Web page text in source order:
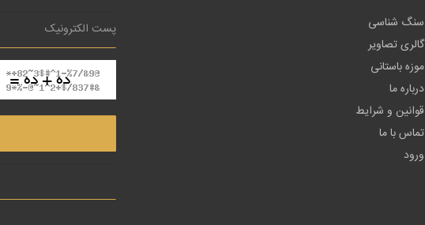
سنگ شناسی
گالری تصاویر
موزه باستانی
درباره ما
قوانین و شرایط
تماس با ما
ورود